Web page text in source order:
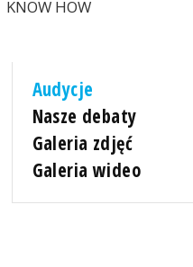
KNOW HOW
Audycje
Nasze debaty
Galeria zdjęć
Galeria wideo